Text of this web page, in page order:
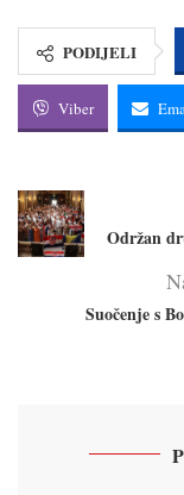
PODIJELI
Viber
Održan
Suočenje s